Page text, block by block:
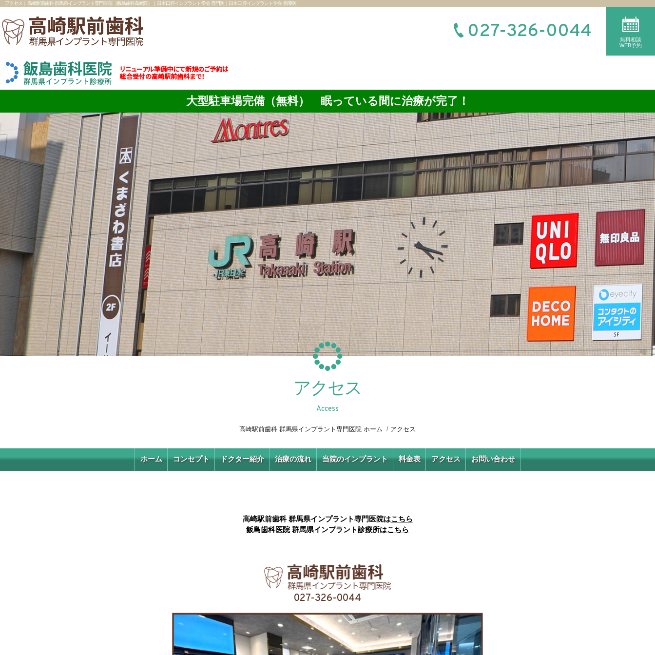
アクセス｜高崎駅前歯科 群馬県インプラント専門医院（飯島歯科高崎院）｜日本口腔インプラント学会 専門医｜日本口腔インプラント学会 指導医
027-326-0044
無料相談
WEB予約
リニューアル準備中にて新規のご予約は
総合受付の高崎駅前歯科まで！
大型駐車場完備（無料） 眠っている間に治療が完了！
アクセス
Access
高崎駅前歯科 群馬県インプラント専門医院 ホーム アクセス
ホーム コンセプト ドクター紹介 治療の流れ 当院のインプラント
1DAYインプラント
1日で歯が入るワンガイ
ドシステム
オールオン4
料金表 アクセス お問い合わせ
高崎駅前歯科 群馬県インプラント専門医院はこちら
飯島歯科医院 群馬県インプラント診療所はこちら
027-326-0044